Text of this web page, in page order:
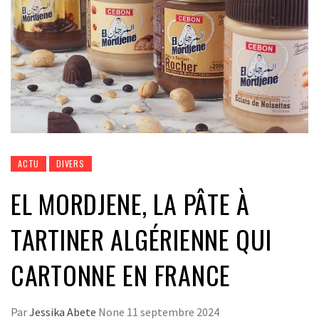
ACTU DIVERS
EL MORDJENE, LA PÂTE À
TARTINER ALGÉRIENNE QUI
CARTONNE EN FRANCE
ParJessika Abete None 11 septembre 2024